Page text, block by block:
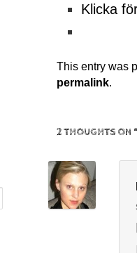
Klicka
This entry was
permalink.
2 THOUGHTS ON